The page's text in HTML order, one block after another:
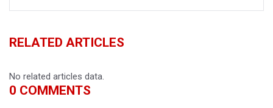
RELATED ARTICLES
No related articles data.
0 COMMENTS